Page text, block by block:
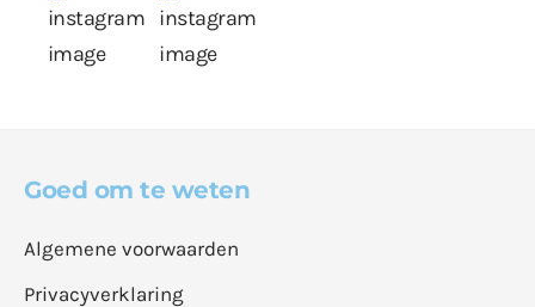
Goed om te weten
Algemene voorwaarden
Privacyverklaring